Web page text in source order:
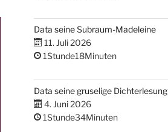
Data seine Subraum-Madeleine
11. Juli 2026
1Stunde18Minuten
Data seine gruselige Dichterlesung
4. Juni 2026
1Stunde34Minuten